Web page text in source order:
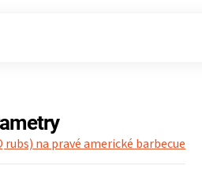
rubs) na pravé americké barbecue